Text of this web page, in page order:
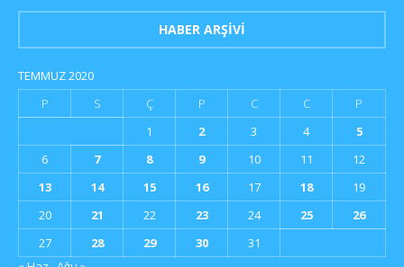
HABER ARŞIVI
TEMMUZ 2020
P
S Ç P C C
P
1
2 3 4
5
6
7 8 9 10 11
12
13
14 15 16 17 18
19
20
21 22 23 24 25
26
27
28 29 30
31